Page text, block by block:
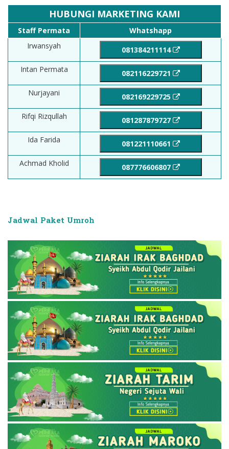
HUBUNGI MARKETING KAMI
Staff Permata
Whatshapp
Irwansyah
081384211114
Intan Permata
082116229721
Nurjayani
082169229725
Rifqi Rizqullah
081287879727
Ida Farida
081221110661
Achmad Kholid
087776606807
Jadwal Paket Umroh